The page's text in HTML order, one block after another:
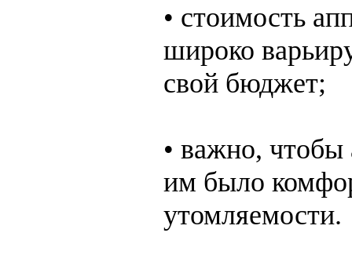
• стоимость
широко
свой бюджет;
• важно,
им было
утомляемости.